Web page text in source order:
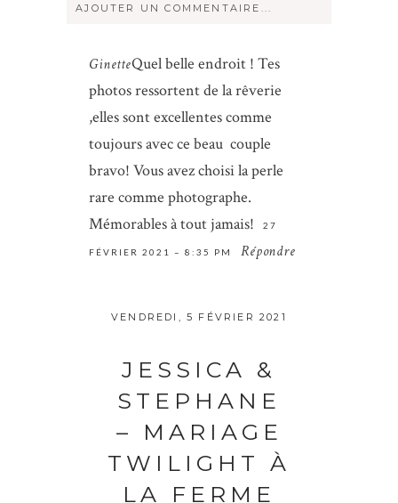
AJOUTER UN COMMENTAIRE...
Votre courriel ne sera jamais
rendu
publique Obligatoire *
Save my name, email, and website in
GinetteQuel belle endroit ! Tes
photos ressortent de la rêverie
,elles sont excellentes comme
toujours avec ce beau couple
bravo! Vous avez choisi la perle
rare comme photographe.
Mémorables à tout jamais!
27
FÉVRIER 2021 – 8:35 PM Répondre
VENDREDI, 5 FÉVRIER 2021
JESSICA &
STEPHANE
– MARIAGE
TWILIGHT À
LA FERME